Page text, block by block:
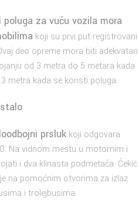
poluga za vuču vozila mora
koji su prvi put registrovani
deo opreme mora biti adekvatan
od 3 metra do 5 metara kada
metra kada se koristi poluga.
prsluk koji odgovara
Na vidnom mestu u motornim i
i dva klinasta podmetača. Čekić
na pomoćnim otvorima za izlaz
i trolejbusima.